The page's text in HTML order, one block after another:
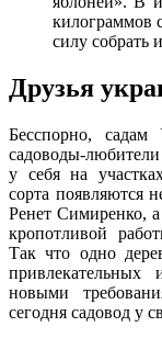
килограммов
силу собрать
Друзья
Бесспорно,
садоводы-
у себя на
сорта появляются
Ренет Симиренко, а
кропотливой
Так что одно
новыми
сегодня садовод у